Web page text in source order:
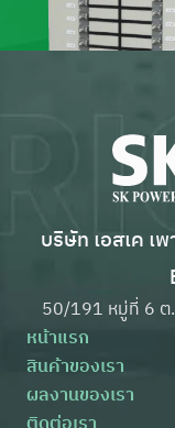
บริษัท เอสเค เ
50/191 หมู่ที่ 6 ต
หน้าแรก
สินค้าของเรา
ผลงานของเรา